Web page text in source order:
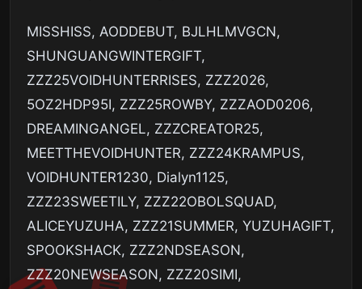
MISSHISS, AODDEBUT, BJLHLMVGCN,
SHUNGUANGWINTERGIFT,
ZZZ25VOIDHUNTERRISES, ZZZ2026,
5OZ2HDP95I, ZZZ25ROWBY, ZZZAOD0206,
DREAMINGANGEL, ZZZCREATOR25,
MEETTHEVOIDHUNTER, ZZZ24KRAMPUS,
VOIDHUNTER1230, Dialyn1125,
ZZZ23SWEETILY, ZZZ22OBOLSQUAD,
ALICEYUZUHA, ZZZ21SUMMER, YUZUHAGIFT,
SPOOKSHACK, ZZZ2NDSEASON,
ZZZ20NEWSEASON, ZZZ20SIMI,